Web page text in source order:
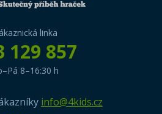
linka
129 857
8–16:30 h
info@4kids.cz